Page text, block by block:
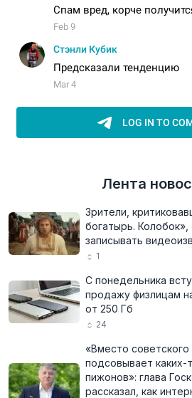
Лента
Зрители,
богатырь. Колобок»,
записывать
1
С понедельника
продажу физлицам
от 250 Гб
24
«Вместо
подсовывает каких-
пижонов»: глава
рассказал, как